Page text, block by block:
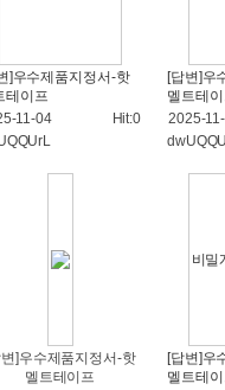
]우수제품지정서-핫
테이프
11-04
Hit:0
[답변]우
멜트테
2025-
변]우수제품지정서-핫
멜트테이프
비밀
[답변]우
멜트테